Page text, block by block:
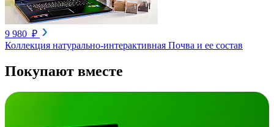
9 980 ₽
Коллекция натурально-интерактивная Почва и ее состав
Покупают вместе